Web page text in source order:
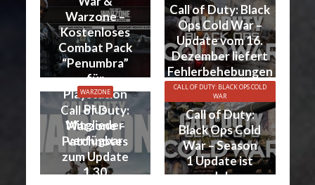
Warzone –
Kostenloses
Combat Pack
“Penumbra”
für
Playstation
Plus
Mitglieder
verfügbar
Call of Duty: Black
Ops Cold War –
Update vom 16.
Dezember liefert
Fehlerbehebungen
zum Seasonstart
WARZONE
Call of Duty:
Warzone –
Patchnotes
zum Update
1.30
CALL OF DUTY: BLACK OPS COLD
WAR
Call of Duty:
Black Ops Cold
War – Season
1 Update ist
da!